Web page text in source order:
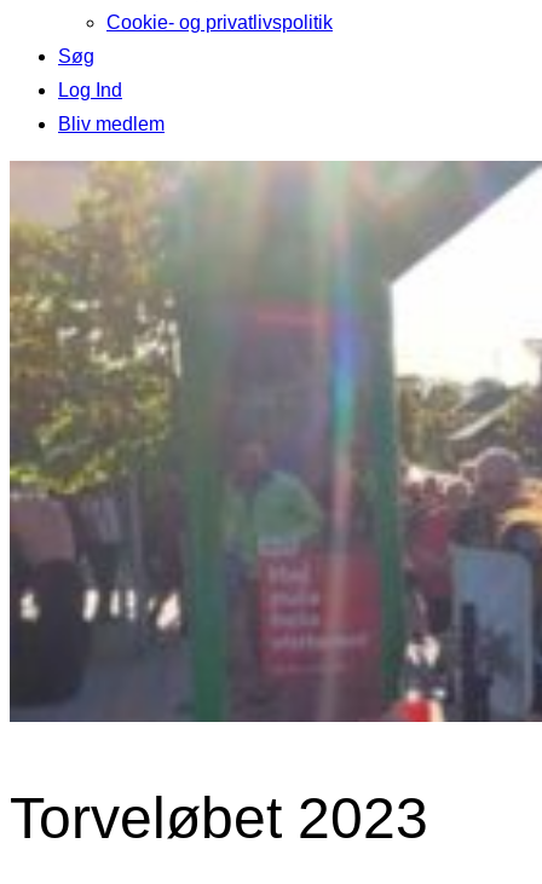
Cookie- og privatlivspolitik
Søg
Log Ind
Bliv medlem
Torveløbet 2023